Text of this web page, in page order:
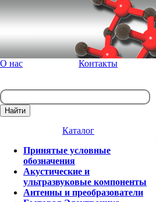
О нас Контакты
Каталог
Принятые условные
обозначения
Акустические и
ультразвуковые компоненты
Антенны и преобразователи